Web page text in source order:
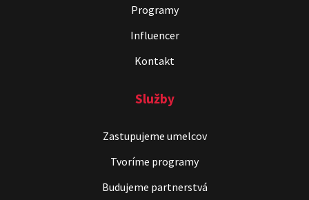
Programy
Influencer
Kontakt
Služby
Zastupujeme umelcov
Tvoríme programy
Budujeme partnerstvá